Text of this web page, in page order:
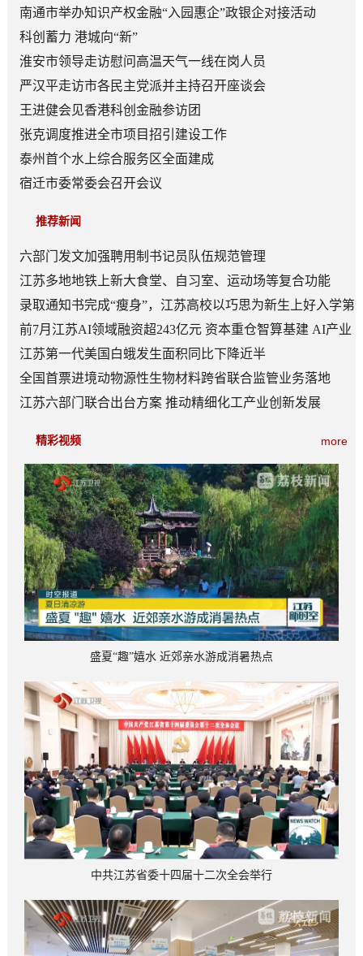
南通市举办知识产权金融“入园惠企”政银企对接活动
科创蓄力 港城向“新”
淮安市领导走访慰问高温天气一线在岗人员
严汉平走访市各民主党派并主持召开座谈会
王进健会见香港科创金融参访团
张克调度推进全市项目招引建设工作
泰州首个水上综合服务区全面建成
宿迁市委常委会召开会议
推荐新闻
六部门发文加强聘用制书记员队伍规范管理
江苏多地地铁上新大食堂、自习室、运动场等复合功能
——从“客流通道”到“生活场景”
录取通知书完成“瘦身”，江苏高校以巧思为新生上好入学第
一课
前7月江苏AI领域融资超243亿元 资本重仓智算基建 AI产业
底盘夯实
江苏第一代美国白蛾发生面积同比下降近半
全国首票进境动物源性生物材料跨省联合监管业务落地
江苏六部门联合出台方案 推动精细化工产业创新发展
more
精彩视频
盛夏“趣”嬉水 近郊亲水游成消暑热点
中共江苏省委十四届十二次全会举行